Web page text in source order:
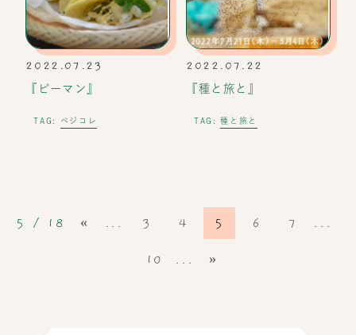
2022.07.23
『ピーマン』
TAG: ベジコレ
2022.07.22
『種と旅と』
TAG: 種と旅と
5 / 18 « ... 3 4 5 6 7 ...
10 ... »